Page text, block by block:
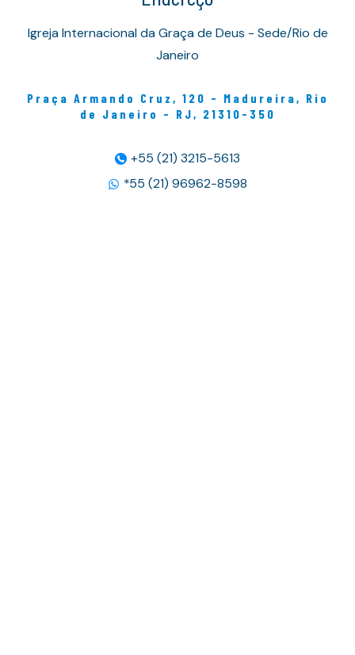
Igreja Internacional da Graça de Deus - Sede/Rio de
Janeiro
Praça Armando Cruz, 120 - Madureira, Rio
de Janeiro - RJ, 21310-350
+55 (21) 3215-5613
*55 (21) 96962-8598